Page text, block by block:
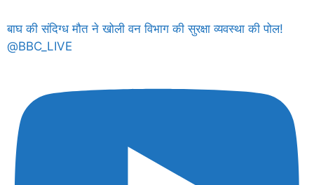
बाघ की संदिग्ध मौत ने खोली वन विभाग की सुरक्षा व्यवस्था की पोल!
@BBC_LIVE